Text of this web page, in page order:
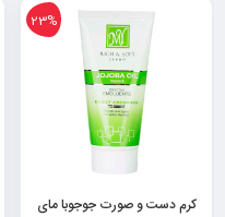
23%
کرم دست و صورت جوجوبا مای